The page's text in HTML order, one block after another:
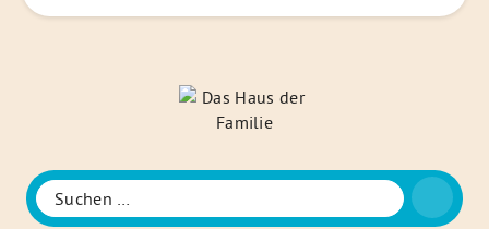
Familie
Suche
Suchen
nach: